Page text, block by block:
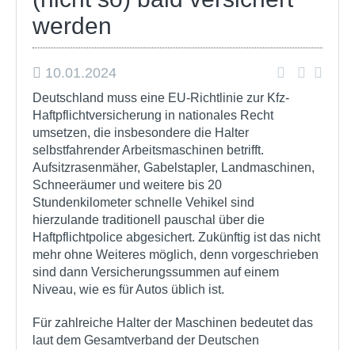
werden
10.01.2024
Deutschland muss eine EU-Richtlinie zur Kfz-
Haftpflichtversicherung in nationales Recht
umsetzen, die insbesondere die Halter
selbstfahrender Arbeitsmaschinen betrifft.
Aufsitzrasenmäher, Gabelstapler, Landmaschinen,
Schneeräumer und weitere bis 20
Stundenkilometer schnelle Vehikel sind
hierzulande traditionell pauschal über die
Haftpflichtpolice abgesichert. Zukünftig ist das nicht
mehr ohne Weiteres möglich, denn vorgeschrieben
sind dann Versicherungssummen auf einem
Niveau, wie es für Autos üblich ist.
Für zahlreiche Halter der Maschinen bedeutet das
laut dem Gesamtverband der Deutschen